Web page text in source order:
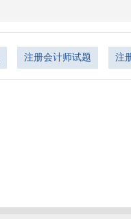
注册会计师试题 注